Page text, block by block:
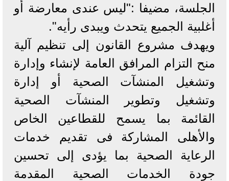
الجلسة، مضيفا :"ليس عندى معارضة أو
أغلبية الجميع يتحدث ويبدى رأيه".
ويهدف مشروع القانون إلى تنظيم آلية
منح التزام المرافق العامة لإنشاء وإدارة
وتشغيل المنشآت الصحية أو إدارة
وتشغيل وتطوير المنشآت الصحية
القائمة بما يسمح للقطاعين الخاص
والأهلى المشاركة فى تقديم خدمات
الرعاية الصحية بما يؤدى إلى تحسين
جودة الخدمات الصحية المقدمة